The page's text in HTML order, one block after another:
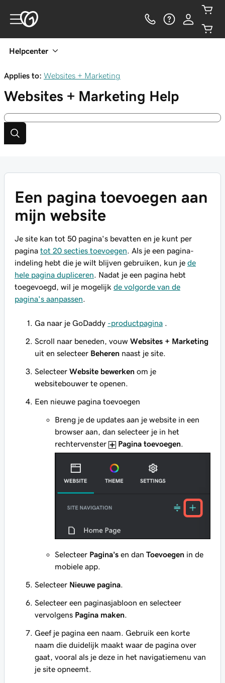
Helpcenter
Applies to: Websites + Marketing
Websites + Marketing Help
Een pagina toevoegen aan
mijn website
Je site kan tot 50 pagina's bevatten en je kunt per
pagina tot 20 secties toevoegen . Als je een pagina-
indeling hebt die je wilt blijven gebruiken, kun je de
hele pagina dupliceren . Nadat je een pagina hebt
toegevoegd, wil je mogelijk de volgorde van de
pagina's aanpassen
Ga naar je GoDaddy -productpagina
Scroll naar beneden, vouw Websites + Marketing
uit en selecteer Beheren naast je site.
Selecteer Website bewerken om je
websitebouwer te openen.
Een nieuwe pagina toevoegen
Breng je de updates aan je website in een
browser aan, dan selecteer je in het
rechtervenster
Pagina toevoegen
Selecteer Pagina's en dan Toevoegen in de
mobiele app.
Selecteer Nieuwe pagina.
Selecteer een paginasjabloon en selecteer
vervolgens Pagina maken.
Geef je pagina een naam. Gebruik een korte
naam die duidelijk maakt waar de pagina over
gaat, vooral als je deze in het navigatiemenu van
je site opneemt.